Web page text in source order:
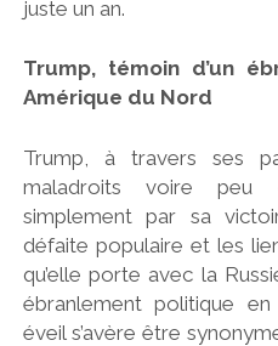
juste un an.
Trump, témoin d’un
Amérique du Nord
Trump, à travers ses
maladroits voire peu
simplement par sa
défaite populaire et les
qu’elle porte avec la
ébranlement politique
éveil s’avère être